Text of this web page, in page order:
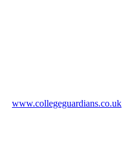
www.collegeguardians.co.uk